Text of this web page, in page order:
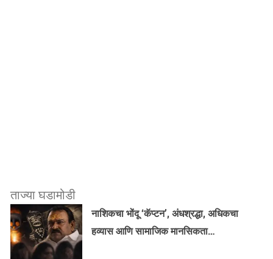
ताज्या घडामोडी
नाशिकचा भोंदू ‘कॅप्टन’, अंधश्रद्धा, अधिकचा
हव्यास आणि सामाजिक मानसिकता…